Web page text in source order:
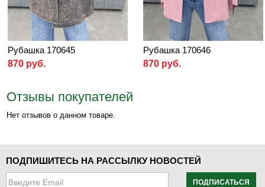
Рубашка 170645
870 руб.
Рубашка 170646
870 руб.
Отзывы покупателей
Нет отзывов о данном товаре.
ПОДПИШИТЕСЬ НА РАССЫЛКУ НОВОСТЕЙ
ПОДПИСАТЬСЯ